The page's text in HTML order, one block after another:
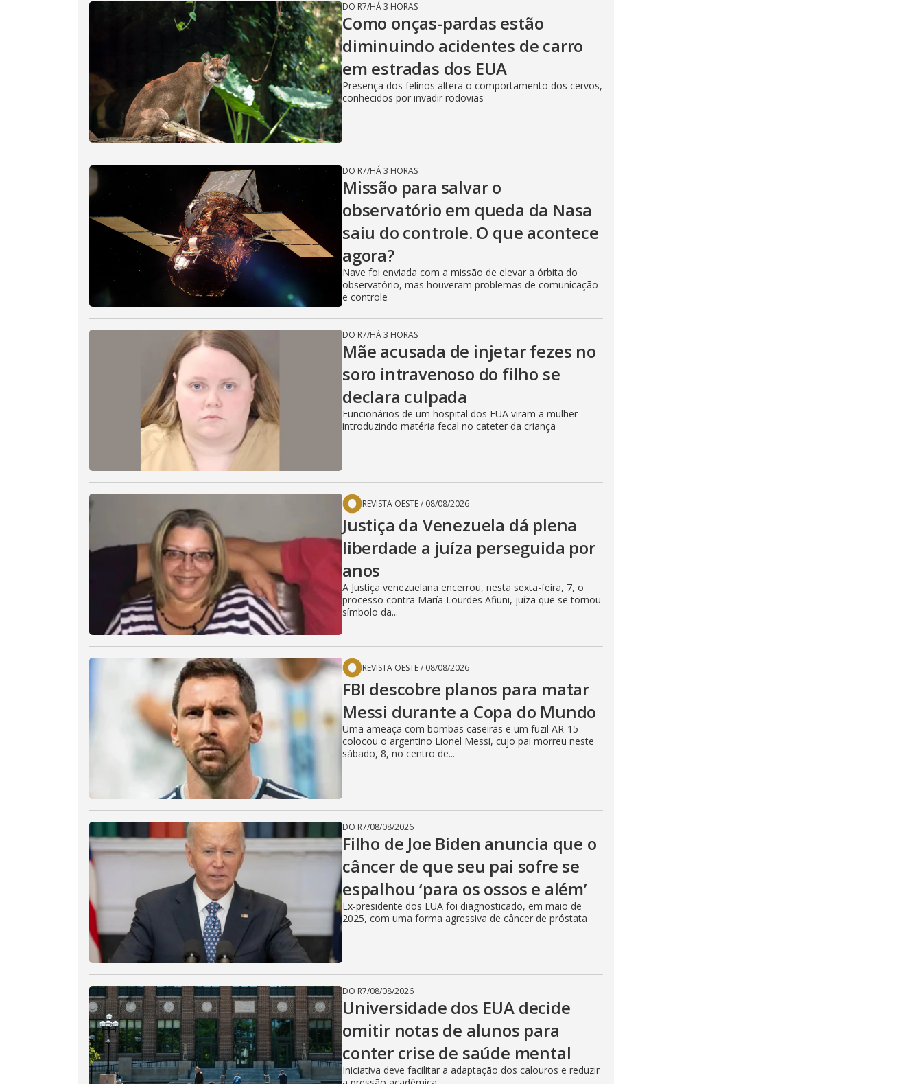
DO R7/HÁ 3 HORAS
Como onças-pardas estão
diminuindo acidentes de carro
em estradas dos EUA
Presença dos felinos altera o comportamento dos cervos,
conhecidos por invadir rodovias
DO R7/HÁ 3 HORAS
Missão para salvar o
observatório em queda da Nasa
saiu do controle. O que acontece
agora?
Nave foi enviada com a missão de elevar a órbita do
observatório, mas houveram problemas de comunicação
e controle
DO R7/HÁ 3 HORAS
Mãe acusada de injetar fezes no
soro intravenoso do filho se
declara culpada
Funcionários de um hospital dos EUA viram a mulher
introduzindo matéria fecal no cateter da criança
REVISTA OESTE/ 08/08/2026
Justiça da Venezuela dá plena
liberdade a juíza perseguida por
anos
A Justiça venezuelana encerrou, nesta sexta-feira, 7, o
processo contra María Lourdes Afiuni, juíza que se tornou
símbolo da...
REVISTA OESTE/ 08/08/2026
FBI descobre planos para matar
Messi durante a Copa do Mundo
Uma ameaça com bombas caseiras e um fuzil AR-15
colocou o argentino Lionel Messi, cujo pai morreu neste
sábado, 8, no centro de...
DO R7/08/08/2026
Filho de Joe Biden anuncia que o
câncer de que seu pai sofre se
espalhou ‘para os ossos e além’
Ex-presidente dos EUA foi diagnosticado, em maio de
2025, com uma forma agressiva de câncer de próstata
DO R7/08/08/2026
Universidade dos EUA decide
omitir notas de alunos para
conter crise de saúde mental
Iniciativa deve facilitar a adaptação dos calouros e reduzir